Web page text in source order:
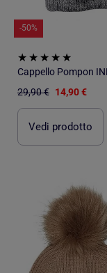
-50%
29,90 € 14,90 €
Vedi prodotto